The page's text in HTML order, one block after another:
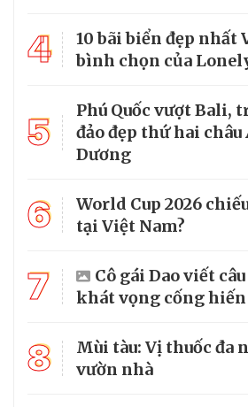
4
10 bãi biển đẹp nhất
bình chọn của
5
Phú Quốc vượt Bali,
đảo đẹp thứ hai
Dương
6
World Cup 2026
tại Việt Nam?
7
Cô gái Dao viết
khát vọng cống hiến
8
Mùi tàu: Vị thuốc đa
vườn nhà